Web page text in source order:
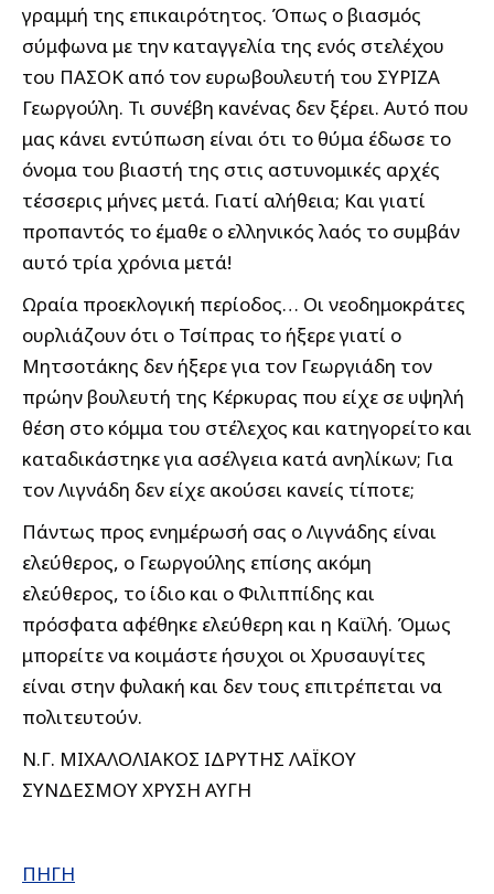
γραμμή της επικαιρότητος. Όπως ο βιασμός
σύμφωνα με την καταγγελία της ενός στελέχου
του ΠΑΣΟΚ από τον ευρωβουλευτή του ΣΥΡΙΖΑ
Γεωργούλη. Τι συνέβη κανένας δεν ξέρει. Αυτό που
μας κάνει εντύπωση είναι ότι το θύμα έδωσε το
όνομα του βιαστή της στις αστυνομικές αρχές
τέσσερις μήνες μετά. Γιατί αλήθεια; Και γιατί
προπαντός το έμαθε ο ελληνικός λαός το συμβάν
αυτό τρία χρόνια μετά!
Ωραία προεκλογική περίοδος… Οι νεοδημοκράτες
ουρλιάζουν ότι ο Τσίπρας το ήξερε γιατί ο
Μητσοτάκης δεν ήξερε για τον Γεωργιάδη τον
πρώην βουλευτή της Κέρκυρας που είχε σε υψηλή
θέση στο κόμμα του στέλεχος και κατηγορείτο και
καταδικάστηκε για ασέλγεια κατά ανηλίκων; Για
τον Λιγνάδη δεν είχε ακούσει κανείς τίποτε;
Πάντως προς ενημέρωσή σας ο Λιγνάδης είναι
ελεύθερος, ο Γεωργούλης επίσης ακόμη
ελεύθερος, το ίδιο και ο Φιλιππίδης και
πρόσφατα αφέθηκε ελεύθερη και η Καϊλή. Όμως
μπορείτε να κοιμάστε ήσυχοι οι Χρυσαυγίτες
είναι στην φυλακή και δεν τους επιτρέπεται να
πολιτευτούν.
Ν.Γ. ΜΙΧΑΛΟΛΙΑΚΟΣ ΙΔΡΥΤΗΣ ΛΑΪΚΟΥ
ΣΥΝΔΕΣΜΟΥ ΧΡΥΣΗ ΑΥΓΗ
ΠΗΓΗ